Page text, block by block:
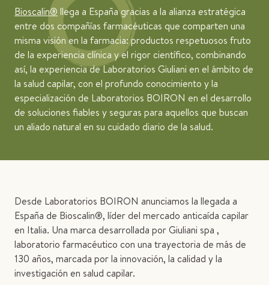
Bioscalin® llega a España gracias a la alianza estratégica
entre dos compañías farmacéuticas que comparten una
misma visión en la farmacia: productos respetuosos fruto
de la experiencia clínica y el rigor científico, combinando
así, la experiencia de Laboratorios Giuliani en el ámbito de
la salud capilar, con el profundo conocimiento y la
especialización de Laboratorios BOIRON en el desarrollo
de soluciones fiables y seguras para aquellos que buscan
un aliado natural en su cuidado diario de la salud.
Desde Laboratorios BOIRON anunciamos la llegada a
España de Bioscalin®, líder del mercado anticaída capilar
en Italia. Una marca desarrollada por Giuliani spa ,
laboratorio farmacéutico con una trayectoria de más de
130 años, marcada por la innovación, la calidad y la
investigación en salud capilar.